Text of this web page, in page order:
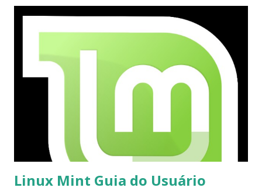
Linux Mint Guia do Usuário